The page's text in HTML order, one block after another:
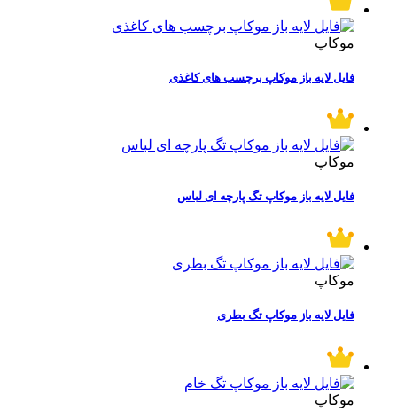
موکاپ
فایل لایه باز موکاپ برچسب‌ های کاغذی
موکاپ
فایل لایه باز موکاپ تگ پارچه ای لباس
موکاپ
فایل لایه باز موکاپ تگ بطری
موکاپ